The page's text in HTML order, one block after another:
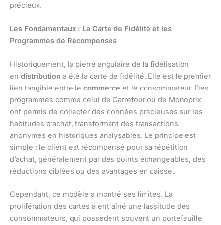
précieux.
Les Fondamentaux : La Carte de Fidélité et les
Programmes de Récompenses
Historiquement, la pierre angulaire de la fidélisation
en distribution a été la carte de fidélité. Elle est le premier
lien tangible entre le commerce et le consommateur. Des
programmes comme celui de Carrefour ou de Monoprix
ont permis de collecter des données précieuses sur les
habitudes d’achat, transformant des transactions
anonymes en historiques analysables. Le principe est
simple : le client est récompensé pour sa répétition
d’achat, généralement par des points échangeables, des
réductions ciblées ou des avantages en caisse.
Cependant, ce modèle a montré ses limites. La
prolifération des cartes a entraîné une lassitude des
consommateurs, qui possèdent souvent un portefeuille